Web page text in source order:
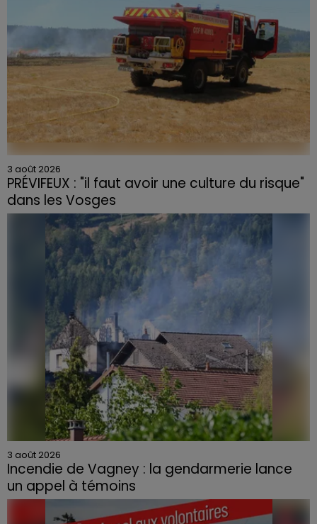
3 août 2026
PRÉVIFEUX : "il faut avoir une culture du risque"
dans les Vosges
3 août 2026
Incendie de Vagney : la gendarmerie lance
un appel à témoins